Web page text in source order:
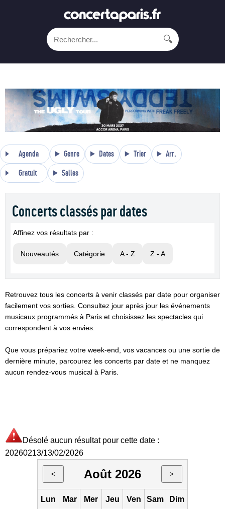
🔍
Agenda Genre Dates Trier Arr.
Gratuit Salles
Concerts classés par dates
Affinez vos résultats par :
Nouveautés Catégorie A - Z Z - A
Retrouvez tous les concerts à venir classés par date pour organiser
facilement vos sorties. Consultez jour après jour les événements
musicaux programmés à Paris et choisissez les spectacles qui
correspondent à vos envies.
Que vous prépariez votre week-end, vos vacances ou une sortie de
dernière minute, parcourez les concerts par date et ne manquez
aucun rendez-vous musical à Paris.
Désolé aucun résultat pour cette date :
20260213/13/02/2026
< Août 2026 >
Lun Mar Mer Jeu Ven Sam Dim